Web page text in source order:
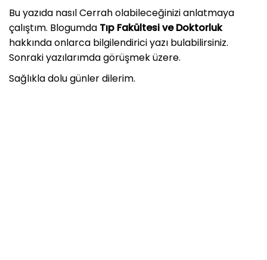
Bu yazıda nasıl Cerrah olabileceğinizi anlatmaya
çalıştım. Blogumda Tıp Fakültesi ve Doktorluk
hakkında onlarca bilgilendirici yazı bulabilirsiniz.
Sonraki yazılarımda görüşmek üzere.
Sağlıkla dolu günler dilerim.